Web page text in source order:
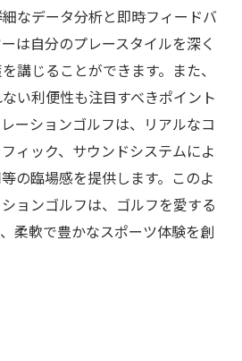
なデータ分析と即時フィードバ
は自分のプレースタイルを深く
講じることができます。また、
い利便性も注目すべきポイント
ーションゴルフは、リアルなコ
ィック、サウンドシステムによ
の臨場感を提供します。このよ
ョンゴルフは、ゴルフを愛する
柔軟で豊かなスポーツ体験を創